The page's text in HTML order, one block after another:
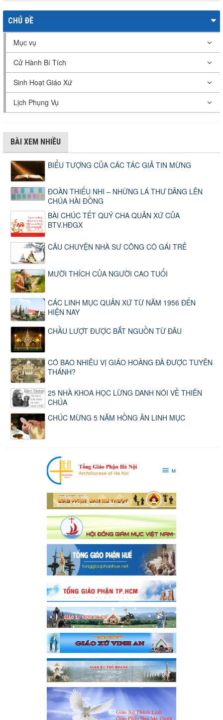
CHỦ ĐỀ
Mục vụ
Cử Hành Bí Tích
Sinh Hoạt Giáo Xứ
Lịch Phụng Vụ
BÀI XEM NHIỀU
BIỂU TƯỢNG CỦA CÁC TÁC GIẢ TIN MỪNG
ĐOÀN THIẾU NHI – NHỮNG LÁ THƯ DÂNG LÊN
CHÚA HÀI ĐỒNG
BÀI CHÚC TẾT QUÝ CHA QUẢN XỨ CỦA
BTV.HĐGX
CÂU CHUYỆN NHÀ SƯ CÕNG CÔ GÁI TRẺ
MƯỜI THÍCH CỦA NGƯỜI CAO TUỔI
CÁC LINH MỤC QUẢN XỨ TỪ NĂM 1956 ĐẾN
HIỆN NAY
CHẦU LƯỢT ĐƯỢC BẮT NGUỒN TỪ ĐÂU
CÓ BAO NHIÊU VỊ GIÁO HOÀNG ĐÃ ĐƯỢC TUYÊN
THÁNH?
25 NHÀ KHOA HỌC LỪNG DANH NÓI VỀ THIÊN
CHÚA
CHÚC MỪNG 5 NĂM HỒNG ÂN LINH MỤC